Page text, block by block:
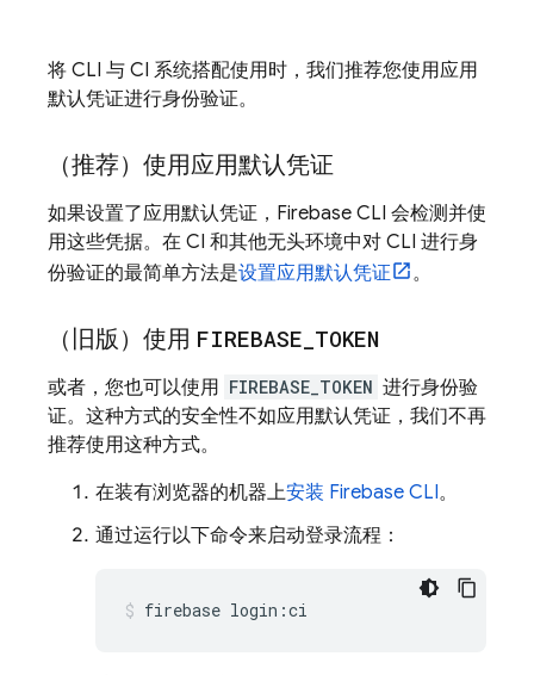
将 CLI 与 CI 系统搭配使用时，我们推荐您使用应用
默认凭证进行身份验证。
（推荐）使用应用默认凭证
如果设置了应用默认凭证， Firebase CLI 会检测并使
用这些凭据。在 CI 和其他无头环境中对 CLI 进行身
份验证的最简单方法是设置应用默认凭证 。
（旧版）使用 FIREBASE TOKEN
或者，您也可以使用 FIREBASE_TOKEN 进行身份验
证。这种方式的安全性不如应用默认凭证，我们不再
推荐使用这种方式。
在装有浏览器的机器上安装 Firebase CLI。
通过运行以下命令来启动登录流程：
firebase login:ci